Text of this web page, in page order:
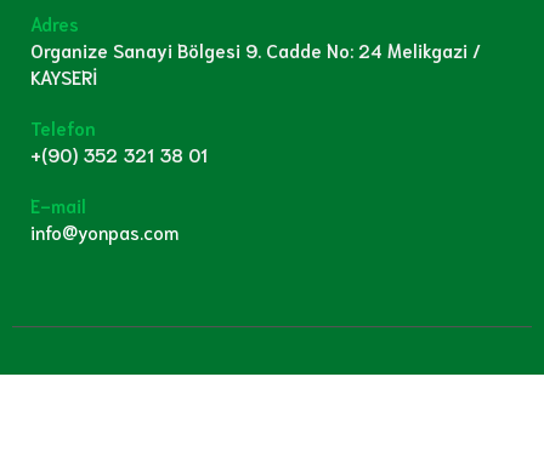
Adres
Organize Sanayi Bölgesi 9. Cadde No: 24 Melikgazi /
KAYSERİ
Telefon
+(90) 352 321 38 01
E-mail
info@yonpas.com